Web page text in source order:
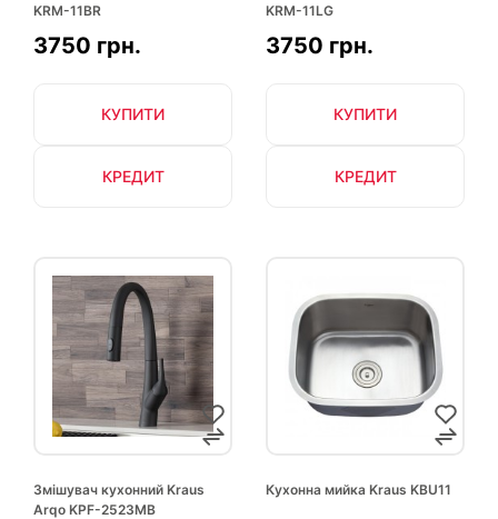
KRM-11BR
3750 грн.
КУПИТИ
КРЕДИТ
KRM-11LG
3750 грн.
КУПИТИ
КРЕДИТ
Змішувач кухонний Kraus
Arqo KPF-2523MB
Кухонна мийка Kraus KBU11